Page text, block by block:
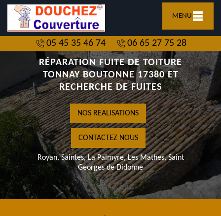
MENU
05 45 35 46 74
06 65 27 75 28
RÉPARATION FUITE DE TOITURE
TONNAY BOUTONNE 17380 ET
RECHERCHE DE FUITES
NOS REALISATIONS
CONTACTEZ NOUS
Royan, Saintes, La Palmyre, Les Mathes, Saint
Georges de Didonne